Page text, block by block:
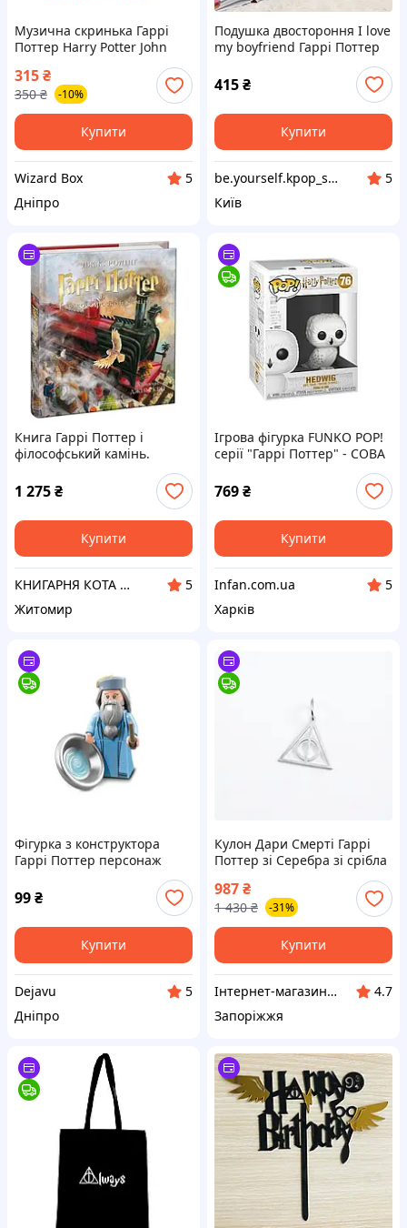
Музична скринька Гаррі
Поттер Harry Potter John
Williams - Hedwig's Theme
червоний
315₴
350 ₴ -10%
Купити
Wizard Box
5
Дніпро
Подушка двостороння I love
my boyfriend Гаррі Поттер
Драко Малфой / Harry Potter
Draco Malfoy плюшева
415₴
Купити
be.yourself.kpop_shop
5
Київ
Книга Гаррі Поттер і
філософський камінь.
видання. Автор - Д. Ролінґ
(А-БА-БА-ГА-ЛА-МА-ГА)
1 275₴
Купити
КНИГАРНЯ КОТА ФРАНИКА
5
Житомир
Ігрова фігурка FUNKO POP!
серії "Гаррі Поттер" - СОВА
769₴
Купити
Infan.com.ua
5
Харків
Фігурка з конструктора
Гаррі Поттер персонаж
Альбус Дамблдор новинка
для Дежавію
99₴
Купити
Dejavu
5
Дніпро
Кулон Дари Смерті Гаррі
Поттер зі Серебра зі срібла
Myuvelir
987₴
1 430 ₴ -31%
Купити
Інтернет-магазин "МОЙ ЮВЕЛИР"
4.7
Запоріжжя